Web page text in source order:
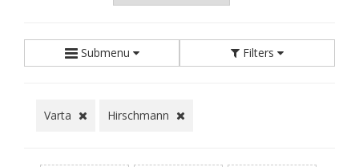
Submenu Filters
Varta Hirschmann